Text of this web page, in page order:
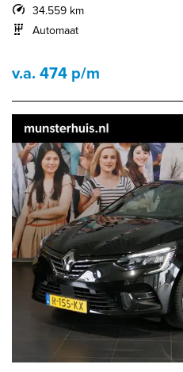
34.559 km
Automaat
v.a. 474 p/m